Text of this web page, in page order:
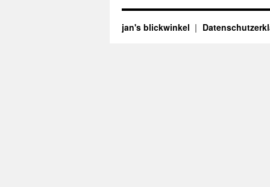
jan's blickwinkel